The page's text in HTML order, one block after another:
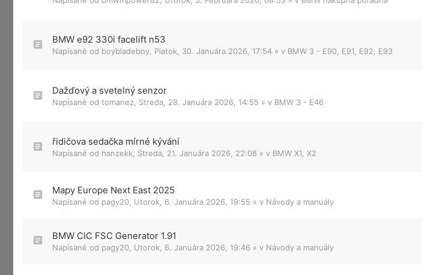
BMW e92 330i facelift n53
Napísané od boybladeboy Piatok, 30. Januára 2026, 17:54 » v BMW 3 - E90, E91, E92, E93
Dažďový a svetelný senzor
Napísané od tomanez Streda, 28. Januára 2026, 14:55 » v BMW 3 - E46
řidičova sedačka mírné kývání
Napísané od hanzekk Streda, 21. Januára 2026, 22:08 » v BMW X1, X2
Mapy Europe Next East 2025
Napísané od pagy20 Utorok, 6. Januára 2026, 19:55 » v Návody a manuály
BMW CIC FSC Generator 1.91
Napísané od pagy20 Utorok, 6. Januára 2026, 19:46 » v Návody a manuály